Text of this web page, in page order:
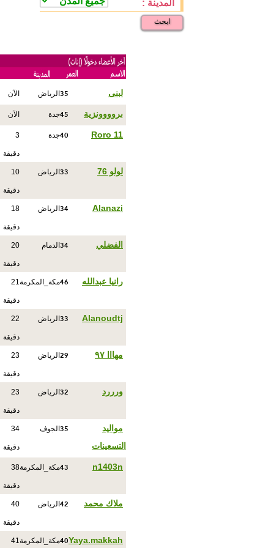
المدينة :
ابحث
لبنى 35 الرياض الآن
بروووونزية 45جدة الآن
Roro 11
40جدة 3
دقيقة
لولو 76 33 الرياض 10
دقيقة
Alanazi
34 الرياض 18
دقيقة
الفضلي 34 الدمام 20
دقيقة
رانيا عبدالله 46مكة_المكرمة21
دقيقة
Alanoudtj
33 الرياض 22
دقيقة
مهااا ٩٧ 29 الرياض 23
دقيقة
ورررد 32 الرياض 23
دقيقة
مواليد
التسعينات
35 الجوف 34
دقيقة
n1403n
43مكة_المكرمة38
دقيقة
ملاك محمد 42 الرياض 40
دقيقة
Yaya.makkah
40مكة_المكرمة41